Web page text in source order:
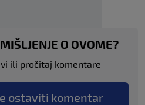
O OVOME?
ili pročitaj komentare
ostaviti komentar